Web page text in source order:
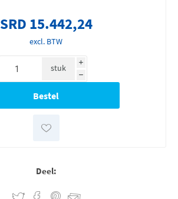
SRD 15.442,24
excl. BTW
i
h
stuk
Deel: